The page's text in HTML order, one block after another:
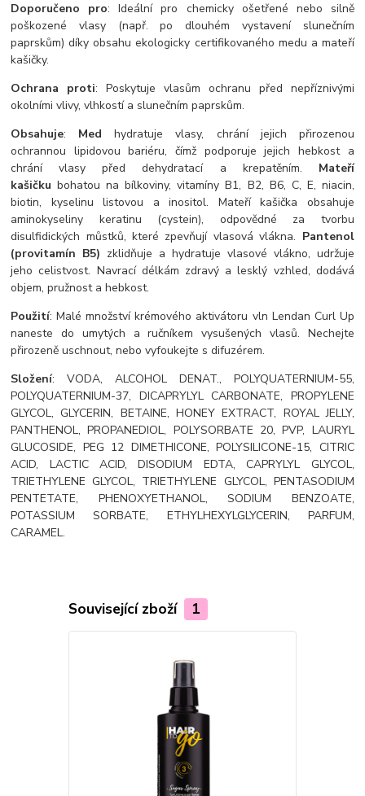
Doporučeno pro: Ideální pro chemicky ošetřené nebo silně
poškozené vlasy (např. po dlouhém vystavení slunečním
paprskům) díky obsahu ekologicky certifikovaného medu a mateří
kašičky.
Ochrana proti: Poskytuje vlasům ochranu před nepříznivými
okolními vlivy, vlhkostí a slunečním paprskům.
Obsahuje: Med hydratuje vlasy, chrání jejich přirozenou
ochrannou lipidovou bariéru, čímž podporuje jejich hebkost a
chrání vlasy před dehydratací a krepatěním. Mateří
kašičku bohatou na bílkoviny, vitamíny B1, B2, B6, C, E, niacin,
biotin, kyselinu listovou a inositol. Mateří kašička obsahuje
aminokyseliny keratinu (cystein), odpovědné za tvorbu
disulfidických můstků, které zpevňují vlasová vlákna. Pantenol
(provitamín B5) zklidňuje a hydratuje vlasové vlákno, udržuje
jeho celistvost. Navrací délkám zdravý a lesklý vzhled, dodává
objem, pružnost a hebkost.
Použití: Malé množství krémového aktivátoru vln Lendan Curl Up
naneste do umytých a ručníkem vysušených vlasů. Nechejte
přirozeně uschnout, nebo vyfoukejte s difuzérem.
Složení: VODA, ALCOHOL DENAT., POLYQUATERNIUM-55,
POLYQUATERNIUM-37, DICAPRYLYL CARBONATE, PROPYLENE
GLYCOL, GLYCERIN, BETAINE, HONEY EXTRACT, ROYAL JELLY,
PANTHENOL, PROPANEDIOL, POLYSORBATE 20, PVP, LAURYL
GLUCOSIDE, PEG 12 DIMETHICONE, POLYSILICONE-15, CITRIC
ACID, LACTIC ACID, DISODIUM EDTA, CAPRYLYL GLYCOL,
TRIETHYLENE GLYCOL, TRIETHYLENE GLYCOL, PENTASODIUM
PENTETATE, PHENOXYETHANOL, SODIUM BENZOATE,
POTASSIUM SORBATE, ETHYLHEXYLGLYCERIN, PARFUM,
CARAMEL.
Související zboží 1